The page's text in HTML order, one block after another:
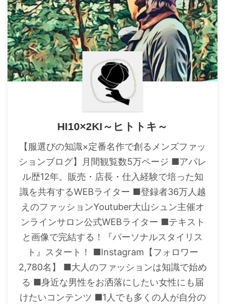
HI10×2KI～ヒトトキ～
【服選びの知識×定番名作で創るメンズファッ
ションブログ】月間観覧数5万ページ ■アパレ
ル歴12年。販売・店長・仕入経験で培った知
識を共有するWEBライター ■登録者36万人越
えのファッションYoutuber大山シュン主催オ
ンラインサロン公式WEBライター ■テキスト
と画像で完結する！『パーソナルスタイリス
ト』スタート！ ■Instagram【フォロワー
2,780名】 ■大人のファッションは知識で始め
る ■身近な男性をお洒落にしたい女性にも届
けたいコンテンツ ■1人でも多くの人が自分の